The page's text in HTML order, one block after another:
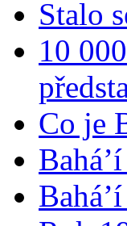
Stalo
10
Co je